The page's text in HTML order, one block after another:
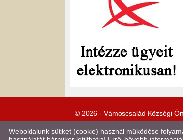
© 2026 - Vámoscsalád Községi
Weboldalunk sütiket (cookie) használ működése